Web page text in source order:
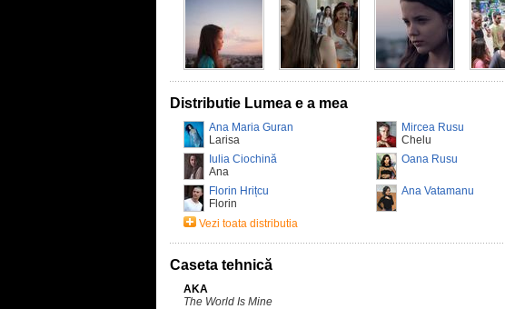
Distributie Lumea e a mea
Ana Maria Guran
Larisa
Mircea Rusu
Chelu
Iulia Ciochină
Ana
Oana Rusu
Florin Hrițcu
Florin
Ana Vatamanu
Vezi toata distributia
Caseta tehnică
AKA
The World Is Mine